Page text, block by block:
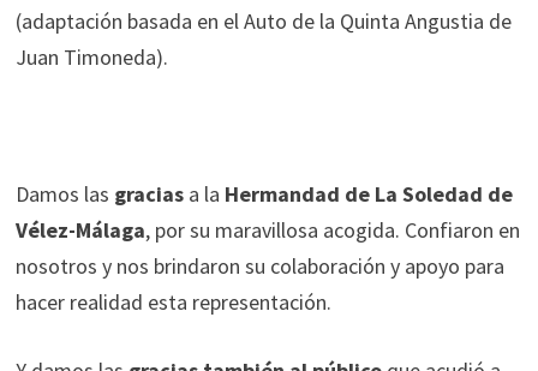
(adaptación basada en el Auto de la Quinta Angustia de
Juan Timoneda).
Damos las graciasa la Hermandad de La Soledad de
Vélez-Málaga, por su maravillosa acogida. Confiaron en
nosotros y nos brindaron su colaboración y apoyo para
hacer realidad esta representación.